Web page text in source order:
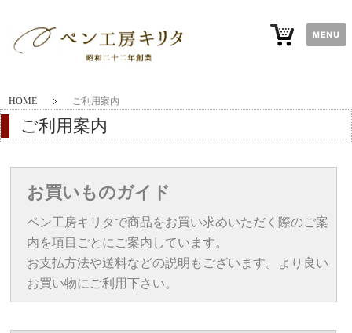
HOME ご利用案内
ご利用案内
お買いものガイド
ペン工房キリタで商品をお買い求めいただく際のご案
内を項目ごとにご案内しています。
お支払方法や送料などの説明もございます。より良い
お買い物にご利用下さい。